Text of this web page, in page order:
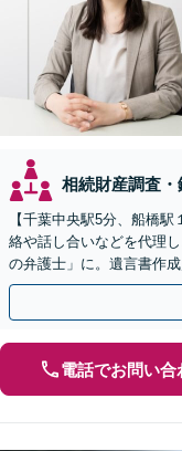
相続財産調査・
【千葉中央駅5分、船橋
絡や話し合いなどを代理
の弁護士」に。遺言書作
気軽にご相談ください！
電話でお問い合